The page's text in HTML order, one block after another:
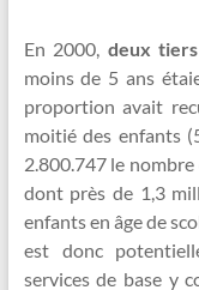
En 2000, deux
moins de 5 ans
proportion avait
moitié des enfants
2.800.747 le
dont près de 1,3
enfants en âge de
est donc
services de base y